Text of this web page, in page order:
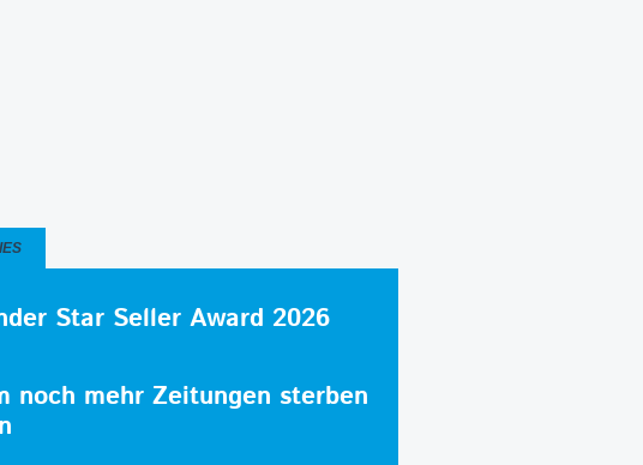
Star Seller Award 2026
noch mehr Zeitungen sterben